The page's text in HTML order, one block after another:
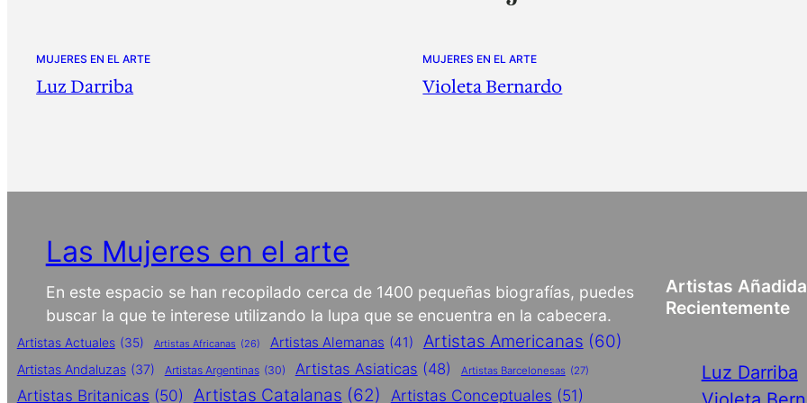
MUJERES EN EL ARTE
Luz Darriba
MUJERES EN EL ARTE
Violeta Bernardo
Las Mujeres en el arte
En este espacio se han recopilado cerca de 1400 pequeñas biografías, puedes
buscar la que te interese utilizando la lupa que se encuentra en la cabecera.
Artistas Actuales (35) Artistas Africanas (26) Artistas Alemanas (41) Artistas Americanas (60)
Artistas Andaluzas (37) Artistas Argentinas (30) Artistas Asiaticas (48) Artistas Barcelonesas (27)
Artistas Britanicas (50) Artistas Catalanas (62) Artistas Conceptuales (51)
Artistas
Recientemente
Luz Darriba